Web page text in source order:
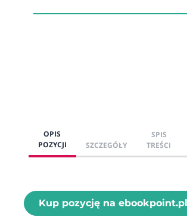
OPIS
POZYCJI
SZCZEGÓŁY
SPIS
TREŚCI
Kup pozycję na ebookpoint.pl